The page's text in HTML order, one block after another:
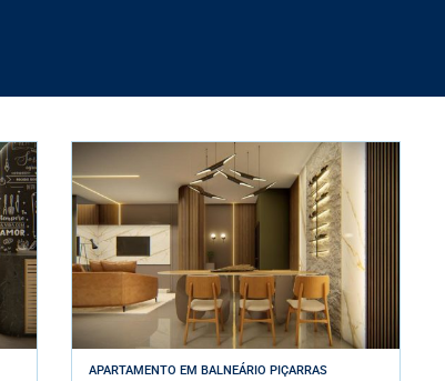
APARTAMENTO EM BALNEÁRIO PIÇARRAS